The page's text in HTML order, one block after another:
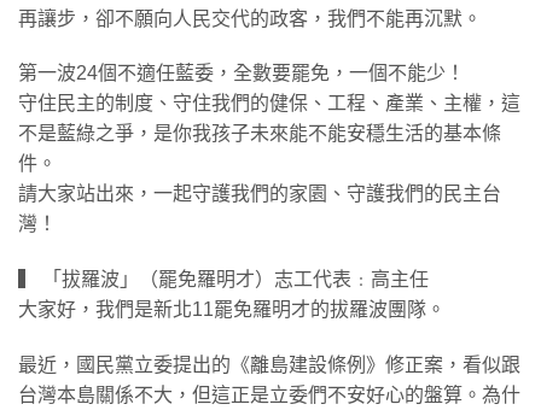
再讓步，卻不願向人民交代的政客，我們不能再沉默。
​第一波24個不適任藍委，全數要罷免，一個不能少！
守住民主的制度、守住我們的健保、工程、產業、主權，這
不是藍綠之爭，是你我孩子未來能不能安穩生活的基本條
件。
請大家站出來，一起守護我們的家園、守護我們的民主台
灣！
​▍ 「拔羅波」（罷免羅明才）志工代表﹕高主任
大家好，我們是新北11罷免羅明才的拔羅波團隊。
​最近，國民黨立委提出的《離島建設條例》修正案，看似跟
台灣本島關係不大，但這正是立委們不安好心的盤算。為什